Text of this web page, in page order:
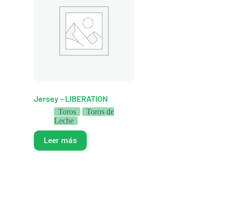
Jersey – LIBERATION
Toros
Toros de
Leche
Leer más